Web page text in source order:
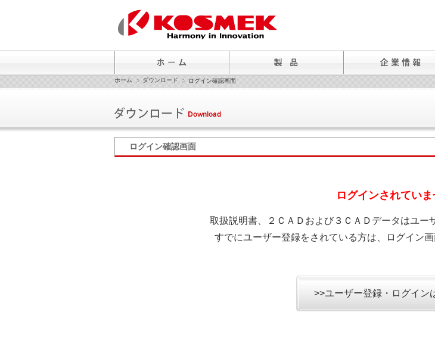
ホーム ダウンロード ログイン確認画面
ログイン確認画面
ログインされていま
取扱説明書、２ＣＡＤおよび３ＣＡＤデータはユー
すでにユーザー登録をされている方は、ログイン
>>ユーザー登録・ログイン